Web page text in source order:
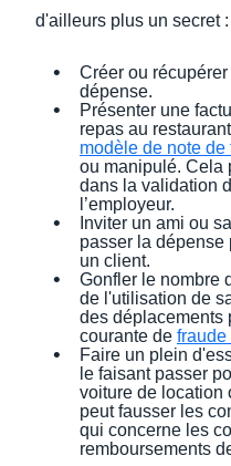
d'ailleurs plus un secret :
Créer ou
dépense.
Présenter une
repas au
modèle de note
ou manipulé. Cela
dans la validation
l’employeur.
Inviter un ami ou
passer la dépense
un client.
Gonfler le nombre
de l'utilisation de
des déplacements
courante de fraude
Faire un plein
le faisant passer
voiture de location
peut fausser les
qui concerne les
remboursements